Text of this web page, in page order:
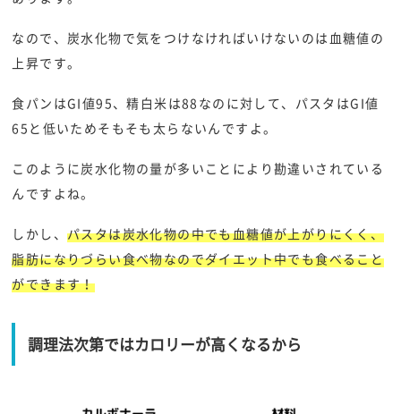
なので、炭水化物で気をつけなければいけないのは血糖値の
上昇です。
食パンはGI値95、精白米は88なのに対して、パスタはGI値
65と低いためそもそも太らないんですよ。
このように炭水化物の量が多いことにより勘違いされている
んですよね。
しかし、パスタは炭水化物の中でも血糖値が上がりにくく、
脂肪になりづらい食べ物なのでダイエット中でも食べること
ができます！
調理法次第ではカロリーが高くなるから